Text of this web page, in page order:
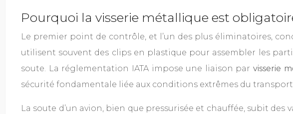
Pourquoi la visserie métallique est
Le premier point de contrôle, et l’un des plus éliminatoires,
utilisent souvent des clips en plastique pour assembler les
soute. La réglementation IATA impose une liaison parvisserie
sécurité fondamentale liée aux conditions extrêmes du
La soute d’un avion, bien que pressurisée et chauffée, subit